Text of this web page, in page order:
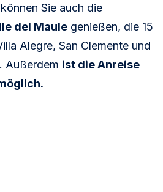
Sie auch die
del Maule genießen, die 15
Alegre, San Clemente und
Außerdem ist die Anreise